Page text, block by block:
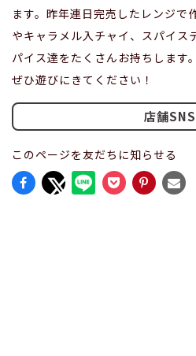
ます。昨年連日完売したレンジで
やキャラメル入チャイ、スパイス
パイス達をたくさんお持ちします
ぜひ遊びにきてください！
店舗
このページを友だちに知らせる